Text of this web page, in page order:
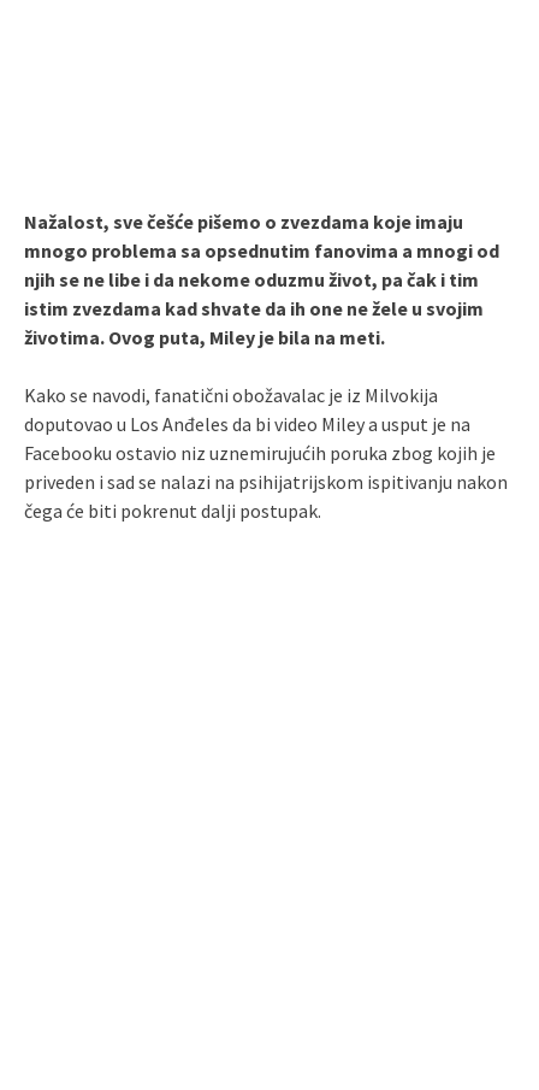
Nažalost, sve češće pišemo o zvezdama koje imaju
mnogo problema sa opsednutim fanovima a mnogi od
njih se ne libe i da nekome oduzmu život, pa čak i tim
istim zvezdama kad shvate da ih one ne žele u svojim
životima. Ovog puta, Miley je bila na meti.
Kako se navodi, fanatični obožavalac je iz Milvokija
doputovao u Los Anđeles da bi video Miley a usput je na
Facebooku ostavio niz uznemirujućih poruka zbog kojih je
priveden i sad se nalazi na psihijatrijskom ispitivanju nakon
čega će biti pokrenut dalji postupak.